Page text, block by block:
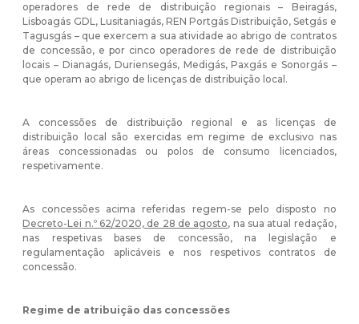
operadores de rede de distribuição regionais – Beiragás,
Lisboagás GDL, Lusitaniagás, REN Portgás Distribuição, Setgás e
Tagusgás – que exercem a sua atividade ao abrigo de contratos
de concessão, e por cinco operadores de rede de distribuição
locais – Dianagás, Duriensegás, Medigás, Paxgás e Sonorgás –
que operam ao abrigo de licenças de distribuição local.
A concessões de distribuição regional e as licenças de
distribuição local são exercidas em regime de exclusivo nas
áreas concessionadas ou polos de consumo licenciados,
respetivamente.
As concessões acima referidas regem-se pelo disposto no
Decreto-Lei n.º 62/2020, de 28 de agosto, na sua atual redação,
nas respetivas bases de concessão, na legislação e
regulamentação aplicáveis e nos respetivos contratos de
concessão.
Regime de atribuição das concessões